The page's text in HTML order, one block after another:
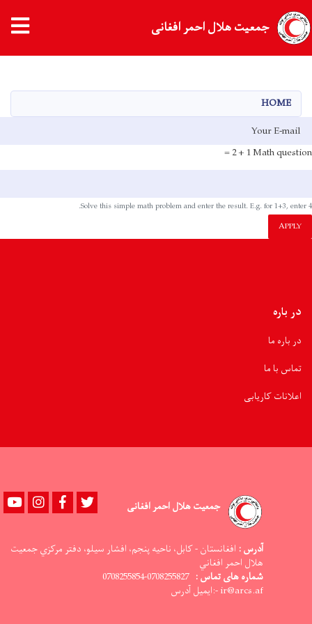
content
جمعیت هلال احمر افغانی
HOME
E-mail
Math question
1 + 2 =
Solve this simple math problem and enter the result. E.g. for 1+3, enter 4.
APPLY
در باره
در باره ما
تماس با ما
اعلانات کاریابی
جمعیت هلال احمر افغانی YoutubeinstagramFacebook
آدرس : افغانستان - کابل، ناحيه پنجم، افشار سيلو، دفتر مرکزي جمعيت
هلال احمر افغاني
شماره های تماس : 0708255827-0708255854
ir@arcs.af -:ایمیل آدرس